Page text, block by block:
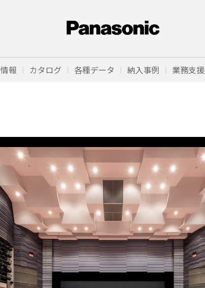
報 カタログ 各種データ 納入事例 業務支援